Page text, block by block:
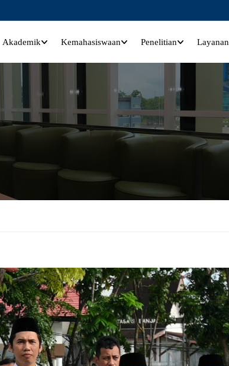
Akademik Kemahasiswaan Penelitian Layanan